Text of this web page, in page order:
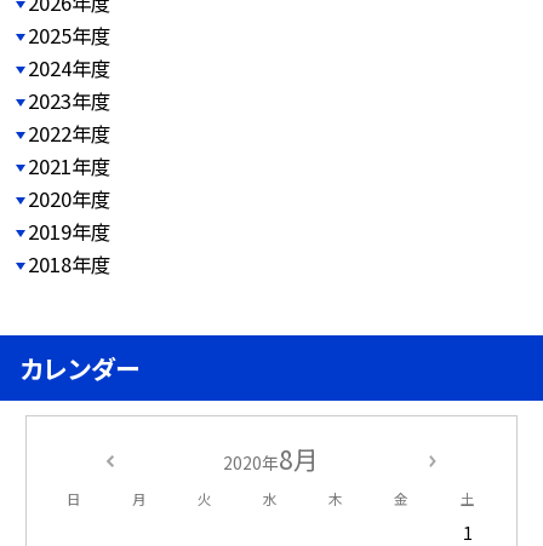
2025年度
2024年度
2023年度
2022年度
2021年度
2020年度
2019年度
2018年度
カレンダー
2020年8月
日 月 火 水 木 金 土
1